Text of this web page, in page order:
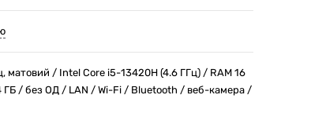
матовий / Intel Core i5-13420H (4.6 ГГц) / RAM 16
ГБ / без ОД / LAN / Wi-Fi / Bluetooth / веб-камера /